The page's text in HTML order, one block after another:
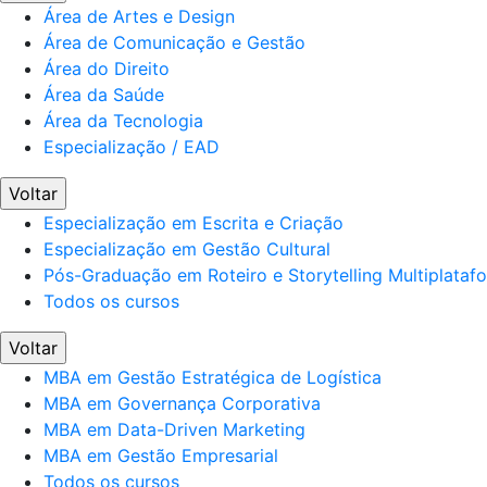
Área de Artes e Design
Área de Comunicação e Gestão
Área do Direito
Área da Saúde
Área da Tecnologia
Especialização / EAD
Voltar
Especialização em Escrita e Criação
Especialização em Gestão Cultural
Pós-Graduação em Roteiro e Storytelling
Todos os cursos
Voltar
MBA em Gestão Estratégica de Logística
MBA em Governança Corporativa
MBA em Data-Driven Marketing
MBA em Gestão Empresarial
Todos os cursos